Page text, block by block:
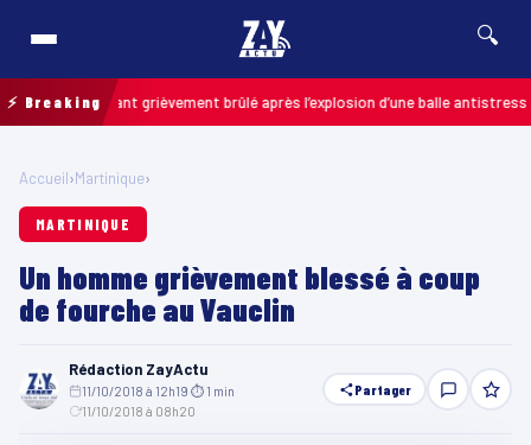
🔍
⚡ Breaking
: un enfant grièvement brûlé après l’explosion d’une balle antistress
Accueil›Martinique›
MARTINIQUE
Un homme grièvement blessé à coup
de fourche au Vauclin
Rédaction ZayActu
11/10/2018 à 12h19 ⏱ 1 min
11/10/2018 à 08h20
Partager